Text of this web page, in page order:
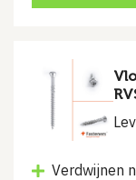
Verdwijnen